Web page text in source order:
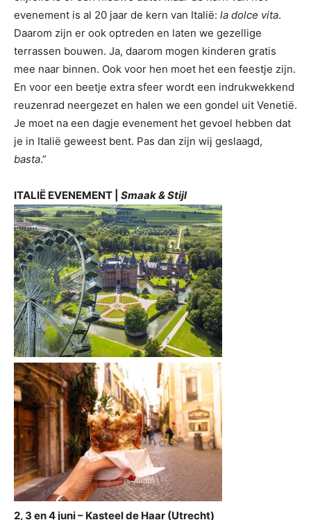
evenement is al 20 jaar de kern van Italië: la dolce vita.
Daarom zijn er ook optreden en laten we gezellige
terrassen bouwen. Ja, daarom mogen kinderen gratis
mee naar binnen. Ook voor hen moet het een feestje zijn.
En voor een beetje extra sfeer wordt een indrukwekkend
reuzenrad neergezet en halen we een gondel uit Venetië.
Je moet na een dagje evenement het gevoel hebben dat
je in Italië geweest bent. Pas dan zijn wij geslaagd,
basta.”
ITALIË EVENEMENT | Smaak & Stijl
2, 3 en 4 juni – Kasteel de Haar (Utrecht)